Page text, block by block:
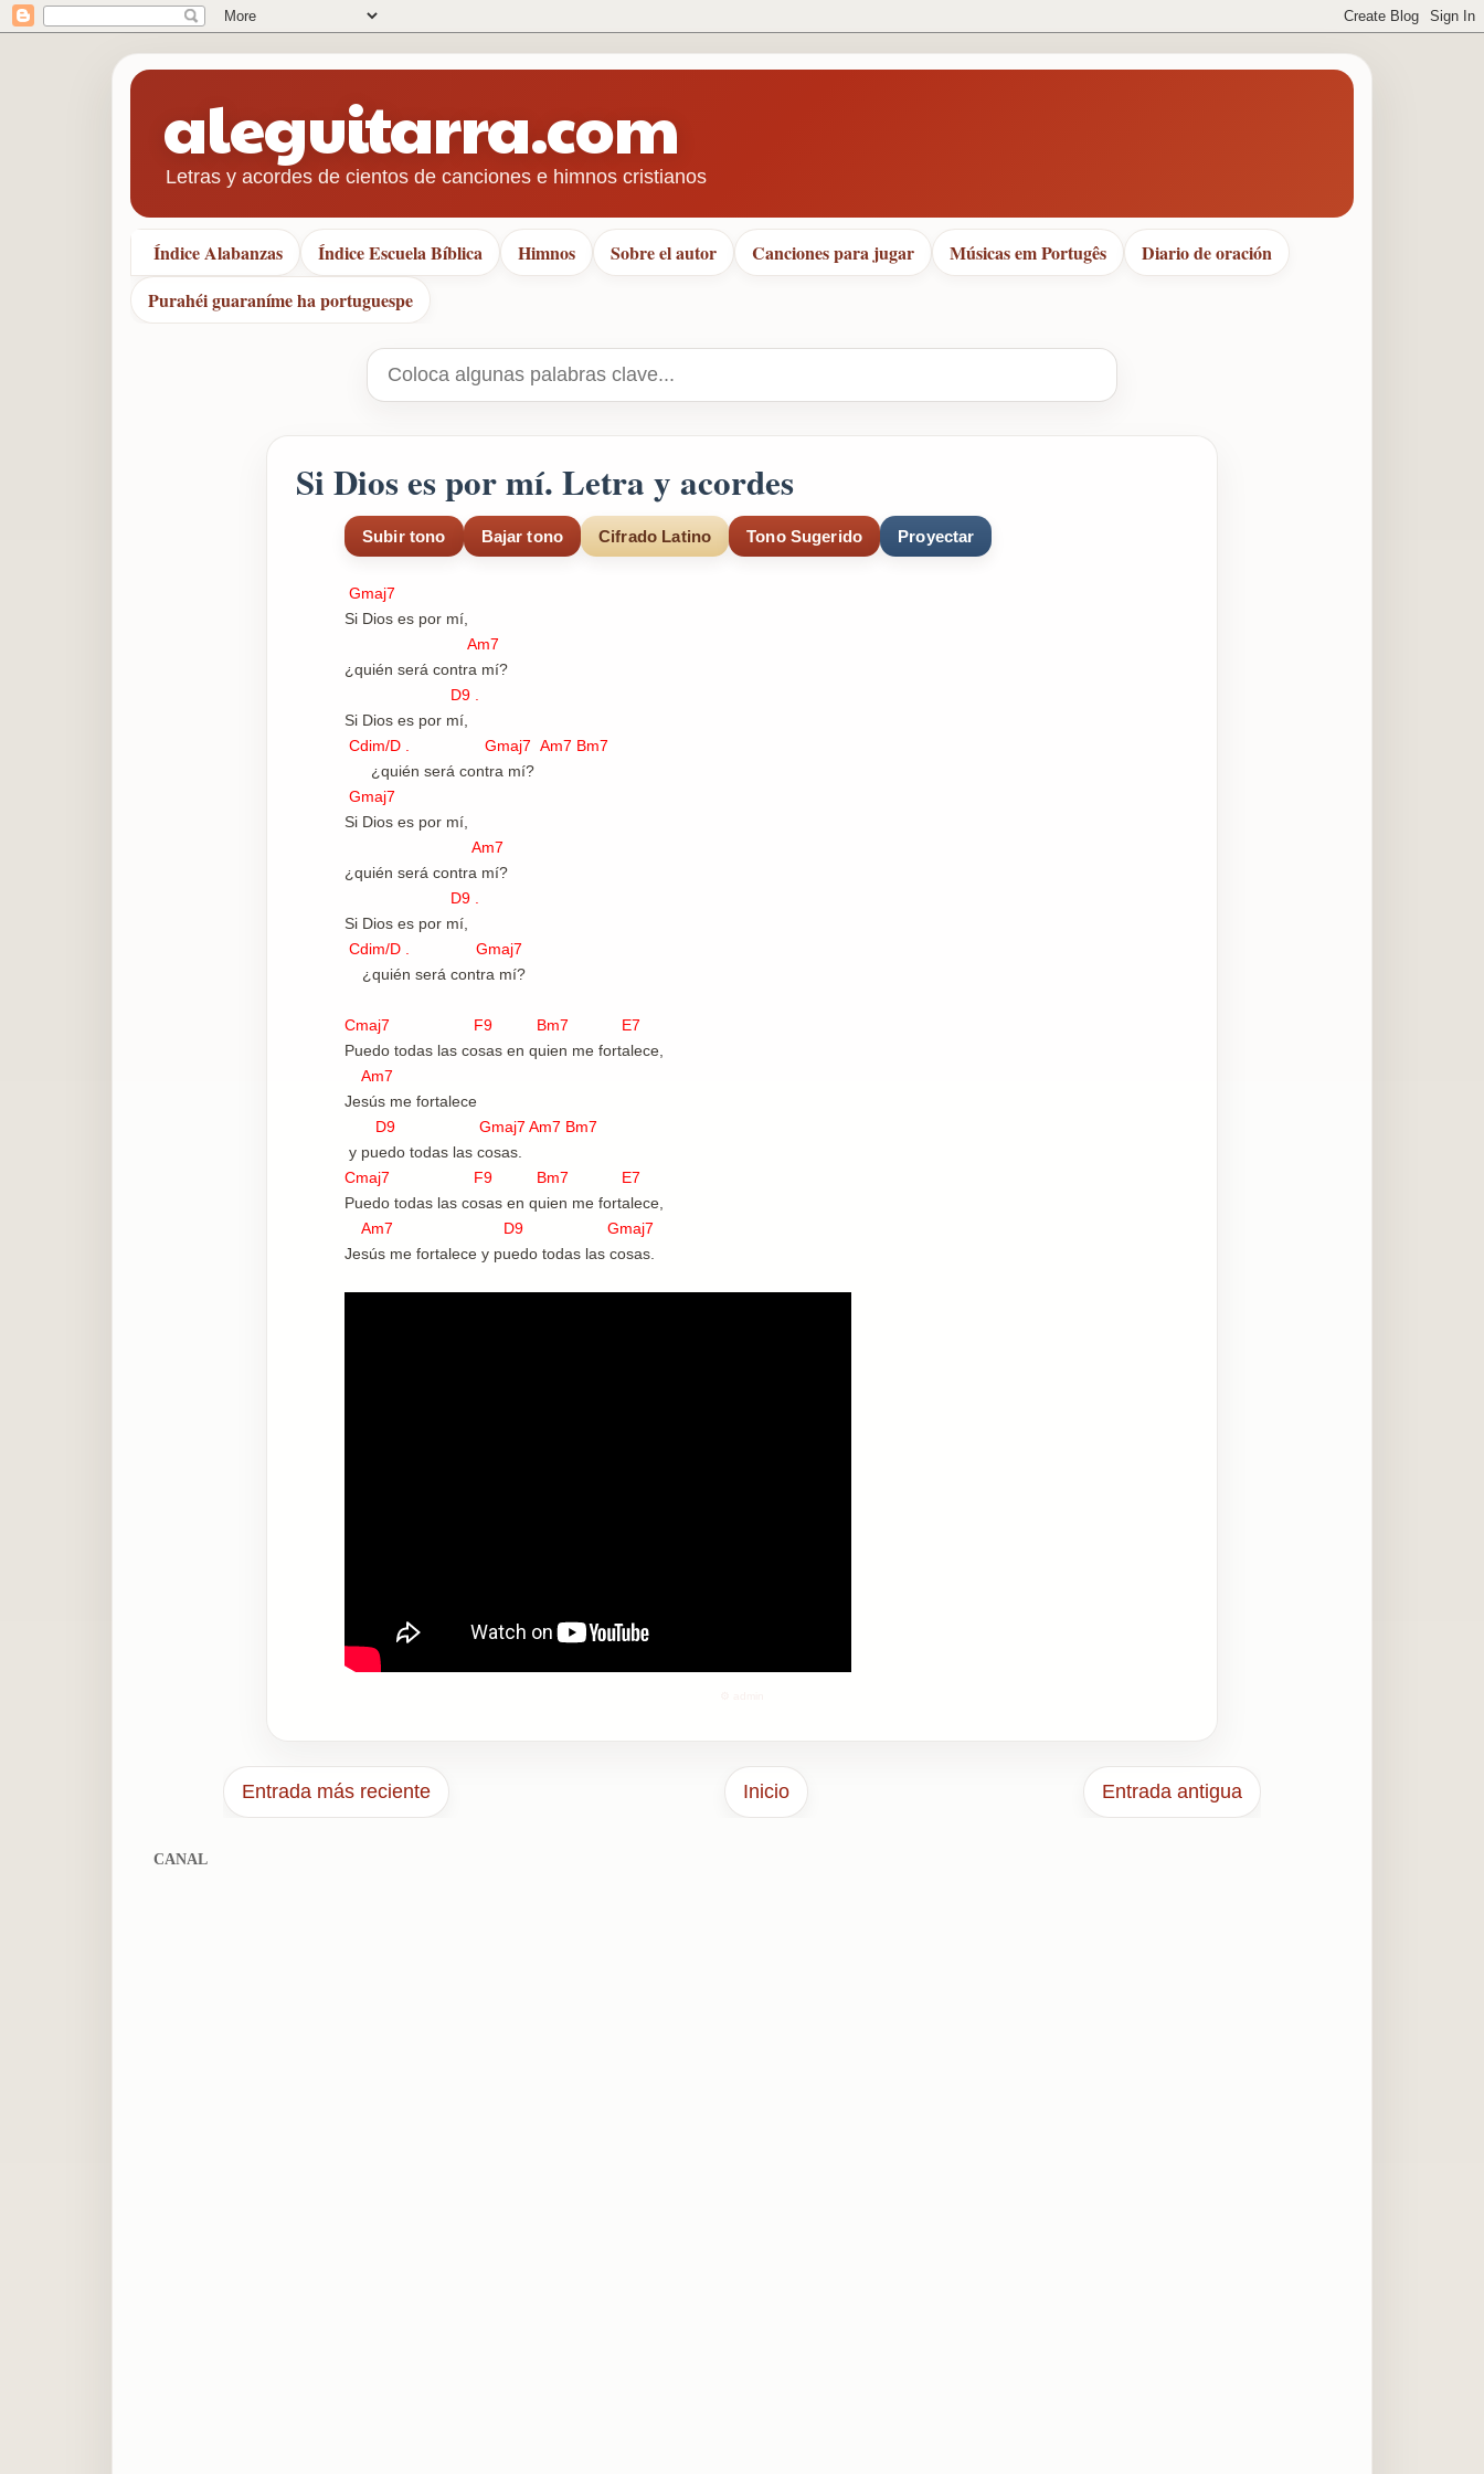
aleguitarra.com
Letras y acordes de cientos de canciones e himnos cristianos
Índice Alabanzas Índice Escuela Bíblica Himnos Sobre el autor Canciones para jugar Músicas em Portugês
Diario de oración
Purahéi guaraníme ha portuguespe
Si Dios es por mí. Letra y acordes
Subir tono Bajar tono Cifrado Latino Tono Sugerido Proyectar
Gmaj7
Si Dios es por mí,
Am7
¿quién será contra mí?
D9 .
Si Dios es por mí,
Cdim/D . Gmaj7 Am7 Bm7
¿quién será contra mí?
Gmaj7
Si Dios es por mí,
Am7
¿quién será contra mí?
D9 .
Si Dios es por mí,
Cdim/D . Gmaj7
¿quién será contra mí?
Cmaj7 F9 Bm7 E7
Puedo todas las cosas en quien me fortalece,
Am7
Jesús me fortalece
D9 Gmaj7 Am7 Bm7
y puedo todas las cosas.
Cmaj7 F9 Bm7 E7
Puedo todas las cosas en quien me fortalece,
Am7 D9 Gmaj7
Jesús me fortalece y puedo todas las cosas.
Entrada más reciente Entrada antigua
Inicio
CANAL